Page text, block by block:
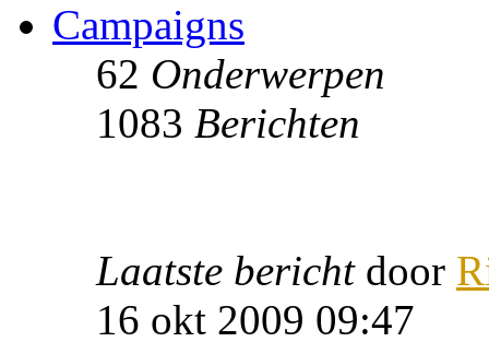
Campaigns
62 Onderwerpen
1083 Berichten
Laatste berichtdoor
16 okt 2009 09:47